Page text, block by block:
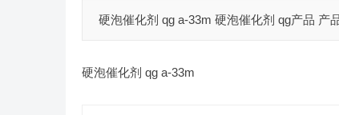
硬泡催化剂 qg a-33m 硬泡催化剂 qg产品 产
硬泡催化剂 qg a-33m